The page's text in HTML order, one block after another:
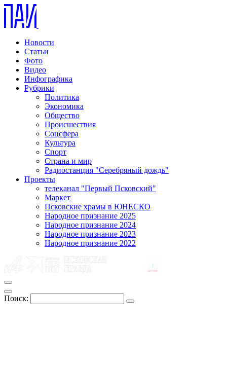
Новости
Статьи
Фото
Видео
Инфографика
Рубрики
Политика
Экономика
Общество
Происшествия
Соцсфера
Культура
Спорт
Страна и мир
Радиостанция "Серебряный дождь"
Проекты
телеканал "Первый Псковский"
Маркет
Псковские храмы в ЮНЕСКО
Народное признание 2025
Народное признание 2024
Народное признание 2023
Народное признание 2022
Поиск: